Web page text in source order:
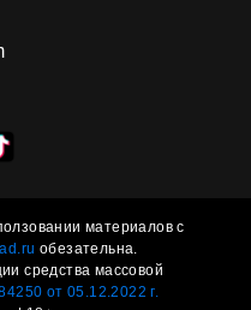
материалов с
обезательна.
средства массовой
от 05.12.2022 г.